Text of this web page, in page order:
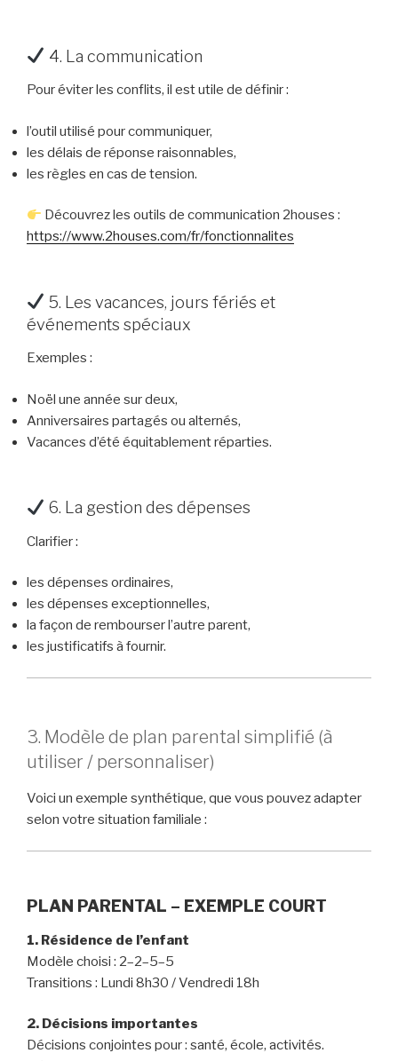
4. La communication
Pour éviter les conflits, il est utile de définir :
l’outil utilisé pour communiquer,
les délais de réponse raisonnables,
les règles en cas de tension.
Découvrez les outils de communication 2houses :
https://www.2houses.com/fr/fonctionnalites
5. Les vacances, jours fériés et
événements spéciaux
Exemples :
Noël une année sur deux,
Anniversaires partagés ou alternés,
Vacances d’été équitablement réparties.
6. La gestion des dépenses
Clarifier :
les dépenses ordinaires,
les dépenses exceptionnelles,
la façon de rembourser l’autre parent,
les justificatifs à fournir.
3. Modèle de plan parental simplifié (à
utiliser / personnaliser)
Voici un exemple synthétique, que vous pouvez adapter
selon votre situation familiale :
PLAN PARENTAL – EXEMPLE COURT
1. Résidence de l’enfant
Modèle choisi : 2–2–5–5
Transitions : Lundi 8h30 / Vendredi 18h
2. Décisions importantes
Décisions conjointes pour : santé, école, activités.